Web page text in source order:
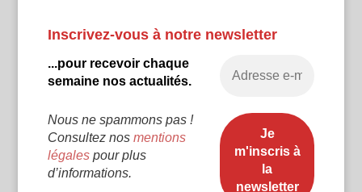
Inscrivez-vous à notre newsletter
...pour recevoir chaque
semaine nos actualités.
Nous ne spammons pas !
Consultez nos mentions
légalespour plus
d’informations.